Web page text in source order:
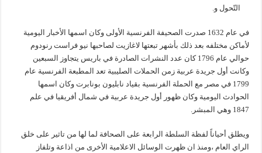
التّحول و.
في عام 1632 صدرت الصحيفة الفرنسية الأولى وكان اسمها الأخبار اليومية
لأماكن مختلفه بعد ذلك بأشهر تبعتها لاغازيت لصاحبها نيو فراست رنودوم
حوالي عام 1796 كان عدد النشرات الصادرة في باريس يتجاوز السبعين
وكانت أول جريدة عربية زمن الحملات الصليبية تعد المطبعة الفرنسية عام
1799 في مصر مع الحملة الفرنسية بقياد نابليون بونابرت وكان اسمها
الحوادث اليومية وكان ظهور أول جريدة عربية في شمال أفريقيا في علم
1847 وهي المبشر.
ويطلق أحياناً لفظة السلطة الرابعة على الصحافة لما لها من تاثير على خلق
الراي العام ،ومنذ ان ظهرت الوسائل الاعلامية الأخرى من اذاعة وتلفاز